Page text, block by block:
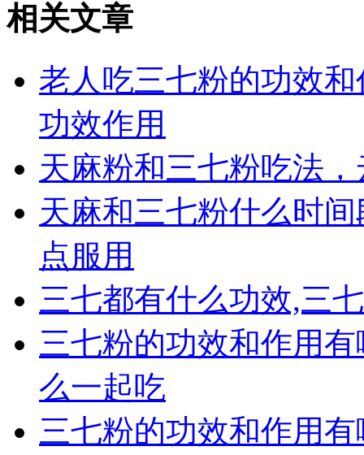
相关文章
老人吃三七粉的功效
功效作用
天麻粉和三七粉吃法
天麻和三七粉什么时
点服用
三七都有什么功效,三
三七粉的功效和作用
么一起吃
三七粉的功效和作用